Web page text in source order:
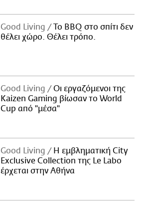
Good Living
Το BBQ στο σπίτι δεν
θέλει χώρο. Θέλει τρόπο.
Good Living
Οι εργαζόμενοι της
Kaizen Gaming βίωσαν το World
Cup από "μέσα"
Good Living
Η εμβληματική City
Exclusive Collection της Le Labo
έρχεται στην Αθήνα